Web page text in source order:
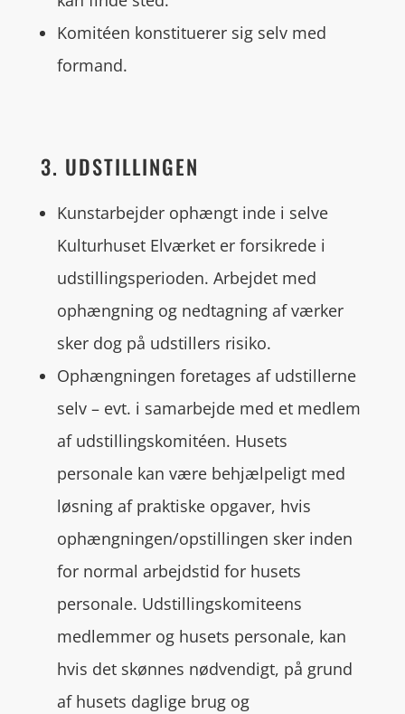
Komitéen konstituerer sig selv med
formand.
3. UDSTILLINGEN
Kunstarbejder ophængt inde i selve
Kulturhuset Elværket er forsikrede i
udstillingsperioden. Arbejdet med
ophængning og nedtagning af værker
sker dog på udstillers risiko.
Ophængningen foretages af udstillerne
selv – evt. i samarbejde med et medlem
af udstillingskomitéen. Husets
personale kan være behjælpeligt med
løsning af praktiske opgaver, hvis
ophængningen/opstillingen sker inden
for normal arbejdstid for husets
personale. Udstillingskomiteens
medlemmer og husets personale, kan
hvis det skønnes nødvendigt, på grund
af husets daglige brug og